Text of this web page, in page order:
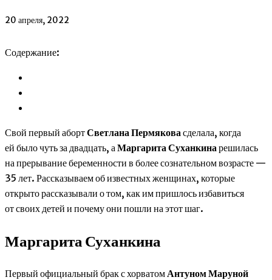
20 апреля, 2022
Содержание:
Свой первый абортСветлана Пермяковасделала, когда
ей было чуть за двадцать, аМаргарита Суханкинарешилась
на прерывание беременности в более сознательном возрасте —
35 лет. Рассказываем об известных женщинах, которые
открыто рассказывали о том, как им пришлось избавиться
от своих детей и почему они пошли на этот шаг.
Маргарита Суханкина
Первый официальный брак с хорватом Антуном Маруной